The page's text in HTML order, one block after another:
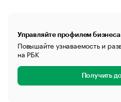
Управляйте профилем
Повышайте узнаваемость и
на РБК
Получить